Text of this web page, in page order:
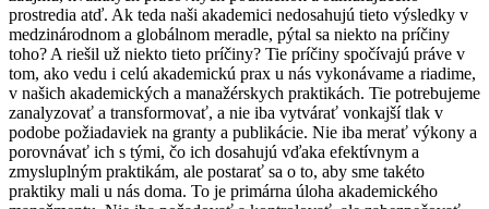
prostredia atď. Ak teda naši akademici nedosahujú tieto výsledky v
medzinárodnom a globálnom meradle, pýtal sa niekto na príčiny
toho? A riešil už niekto tieto príčiny? Tie príčiny spočívajú práve v
tom, ako vedu i celú akademickú prax u nás vykonávame a riadime,
v našich akademických a manažérskych praktikách. Tie potrebujeme
zanalyzovať a transformovať, a nie iba vytvárať vonkajší tlak v
podobe požiadaviek na granty a publikácie. Nie iba merať výkony a
porovnávať ich s tými, čo ich dosahujú vďaka efektívnym a
zmysluplným praktikám, ale postarať sa o to, aby sme takéto
praktiky mali u nás doma. To je primárna úloha akademického